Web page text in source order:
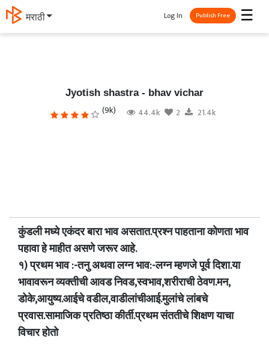
मराठी ☰
Log In Publish Free
Jyotish shastra - bhav vichar
(9k) 44.4k 2 21.4k
कुंडली मध्ये एकंदर बारा भाव असतात.प्रश्न पाहताना कोणता भाव
पहावा हे माहीत असणे जरूर आहे.
१) प्रथम भाव :-तनु अथवा लग्न भाव:-लग्न म्हणजे पूर्व दिशा.या
भावावरून व्यक्तीची आवड निवड,स्वभाव,शरीराची ठेवण.मन,
डोके,आयुष्य.आईचे वडील,वाडीलांचीआई.मुलांचे लांबचे
प्रवास.सामाजिक प्रतिष्ठा कीर्ती.प्रथम संततीचे शिक्षण याचा
विचार होतो